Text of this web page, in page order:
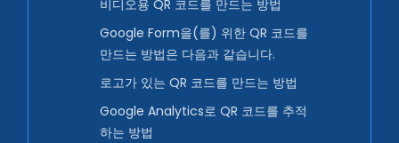
비디오용 QR 코드를 만드는 방법
Google Form을(를) 위한 QR 코드를
만드는 방법은 다음과 같습니다.
로고가 있는 QR 코드를 만드는 방법
Google Analytics로 QR 코드를 추적
하는 방법